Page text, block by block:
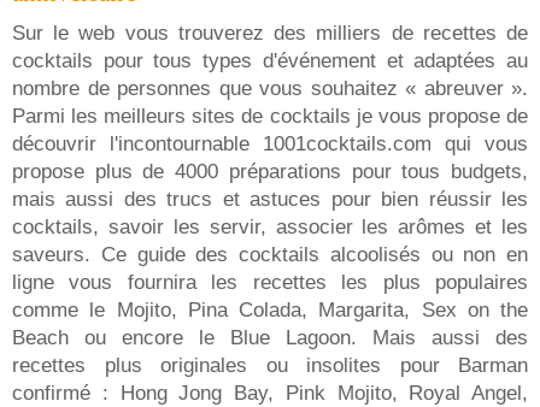
Sur le web vous trouverez des milliers de recettes de
cocktails pour tous types d'événement et adaptées au
nombre de personnes que vous souhaitez « abreuver ».
Parmi les meilleurs sites de cocktails je vous propose de
découvrir l'incontournable 1001cocktails.com qui vous
propose plus de 4000 préparations pour tous budgets,
mais aussi des trucs et astuces pour bien réussir les
cocktails, savoir les servir, associer les arômes et les
saveurs. Ce guide des cocktails alcoolisés ou non en
ligne vous fournira les recettes les plus populaires
comme le Mojito, Pina Colada, Margarita, Sex on the
Beach ou encore le Blue Lagoon. Mais aussi des
recettes plus originales ou insolites pour Barman
confirmé : Hong Jong Bay, Pink Mojito, Royal Angel,